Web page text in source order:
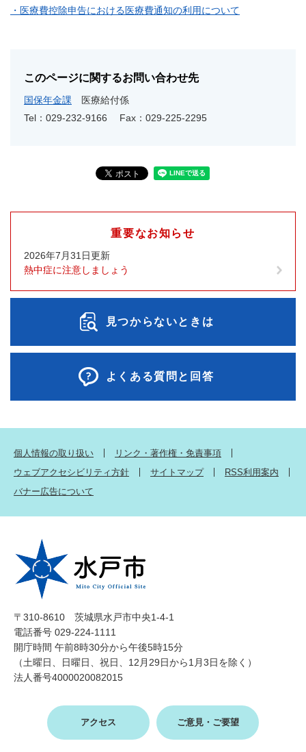
・医療費控除申告における医療費通知の利用について
このページに関するお問い合わせ先
国保年金課
医療給付係
Tel：029-232-9166
Fax：029-225-2295
重要なお知らせ
2026年7月31日更新
熱中症に注意しましょう
見つからないときは
よくある質問と回答
個人情報の取り扱い
リンク・著作権・免責事項
ウェブアクセシビリティ方針
サイトマップ
RSS利用案内
バナー広告について
〒310-8610 茨城県水戸市中央1-4-1
電話番号 029-224-1111
開庁時間 午前8時30分から午後5時15分
（土曜日、日曜日、祝日、12月29日から1月3日を除く）
法人番号4000020082015
アクセス ご意見・ご要望